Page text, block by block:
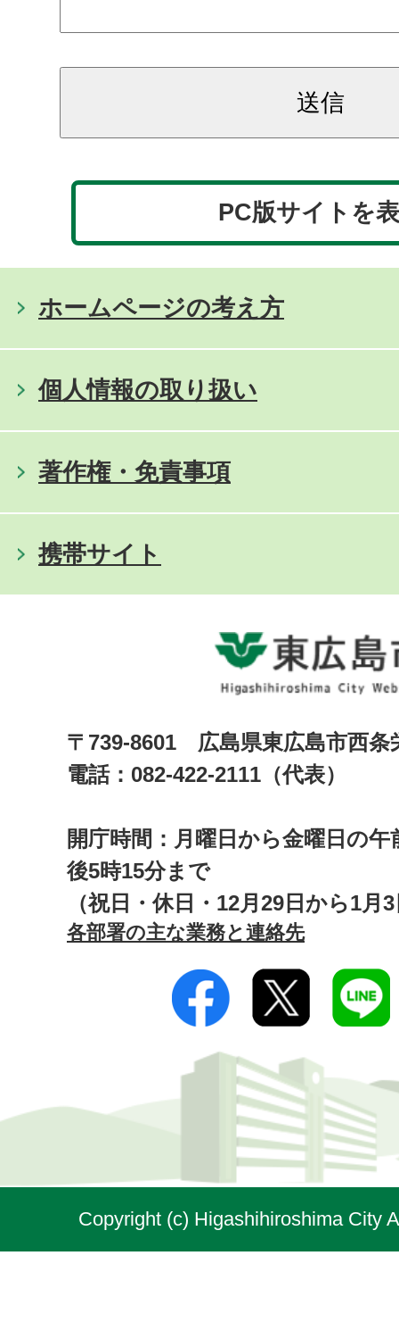
PC版サイトを
ホームページの考え方
個人情報の取り扱い
著作権・免責事項
携帯サイト
〒739-8601 広島県東広島市西
電話：082-422-2111（代表）
開庁時間：月曜日から金曜日の午
後5時15分まで
（祝日・休日・12月29日から1月
各部署の主な業務と連絡先
Copyright (c) Higashihiroshima City